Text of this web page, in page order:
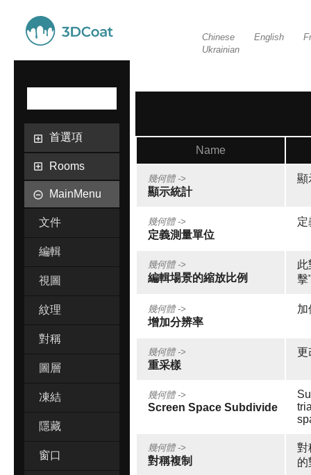
首選項
Rooms
MainMenu
文件
編輯
視圖
紋理
對稱
圖層
凍結
隱藏
窗口
Chinese English
Ukrainian
Name
幾何體 ->
顯示統計
顯
幾何體 ->
定義測量單位
定
幾何體 ->
編輯場景的縮放比例
此
擊
幾何體 ->
增加分辨率
加
幾何體 ->
重采樣
更
幾何體 ->
Screen Space Subdivide
幾何體 ->
對稱複制
對
的